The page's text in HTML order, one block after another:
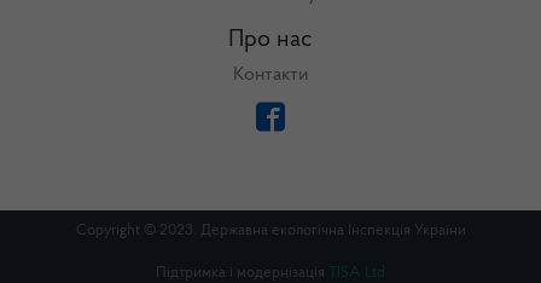
Про нас
Контакти
Copyright © 2023. Державна екологічна Інспекція України
Підтримка і модернізація TISA Ltd